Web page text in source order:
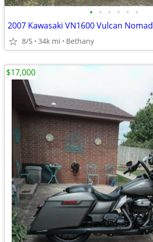
• • • • • •
2007 Kawasaki VN1600 Vulcan Nomad
8/5 34k mi Bethany
$17,000